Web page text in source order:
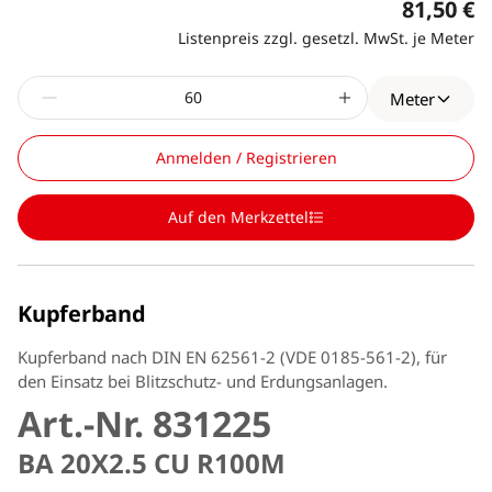
81,50 €
Listenpreis zzgl. gesetzl. MwSt. je Meter
Meter
Anmelden / Registrieren
Auf den Merkzettel
Kupferband
Kupferband nach DIN EN 62561-2 (VDE 0185-561-2), für
den Einsatz bei Blitzschutz- und Erdungsanlagen.
Art.-Nr. 831225
BA 20X2.5 CU R100M